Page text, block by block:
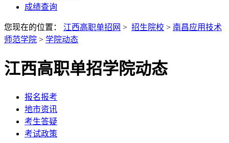
成绩查询
您现在的位置： 江西高职单招网 > 招生院校 > 南昌应用技术
师范学院 > 学院动态
江西高职单招学院动态
报名报考
地市资讯
考生答疑
考试政策